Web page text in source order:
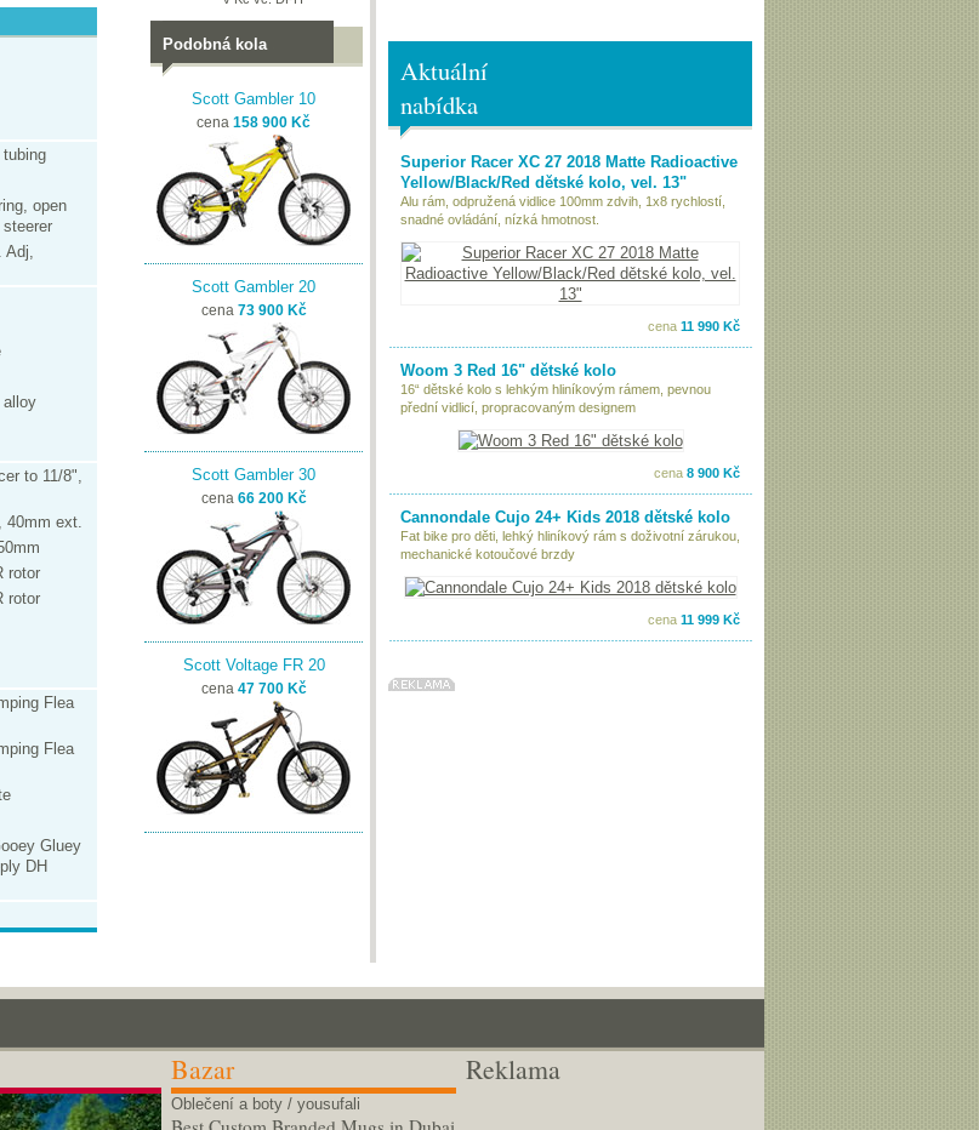
tubing
open
Adj,
alloy
to 11/8",
40mm ext.
rotor
rotor
Flea
Flea
Gluey
DH
Podobná kola
Scott Gambler 10
cena 158 900 Kč
Scott Gambler 20
cena 73 900 Kč
Scott Gambler 30
cena 66 200 Kč
Scott Voltage FR 20
cena 47 700 Kč
Aktuální
nabídka
Superior Racer XC 27 2018 Matte Radioactive
Yellow/Black/Red dětské kolo, vel. 13"
Alu rám, odpružená vidlice 100mm zdvih, 1x8 rychlostí,
snadné ovládání, nízká hmotnost.
cena 11 990 Kč
Woom 3 Red 16" dětské kolo
16“ dětské kolo s lehkým hliníkovým rámem, pevnou
přední vidlicí, propracovaným designem
cena 8 900 Kč
Cannondale Cujo 24+ Kids 2018 dětské kolo
Fat bike pro děti, lehký hliníkový rám s doživotní zárukou,
mechanické kotoučové brzdy
cena 11 999 Kč
Bazar
Oblečení a boty / yousufali
Reklama